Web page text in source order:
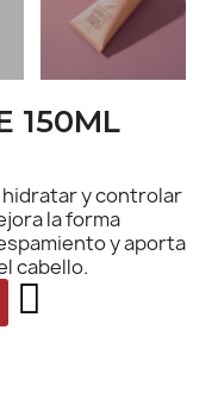
150ML
y controlar
la forma
y aporta
cabello.